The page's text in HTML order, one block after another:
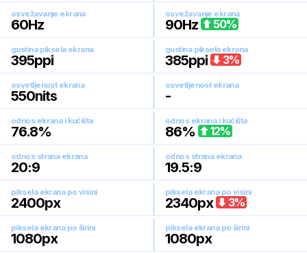
osvežavanje ekrana
60Hz
osvežavanje ekrana
90Hz 50%
gustina piksela ekrana
395ppi
gustina piksela ekrana
385ppi 3%
osvetljenost ekrana
550nits
osvetljenost ekrana
-
odnos ekrana i kućišta
76.8%
odnos ekrana i kućišta
86% 12%
odnos strana ekrana
20:9
odnos strana ekrana
19.5:9
piksela ekrana po visini
2400px
piksela ekrana po visini
2340px 3%
piksela ekrana po širini
1080px
piksela ekrana po širini
1080px